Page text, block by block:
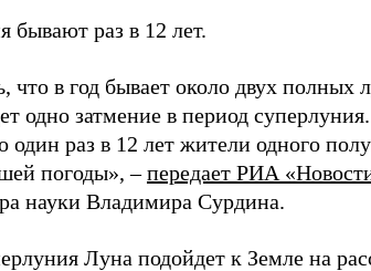
бывают раз в 12 лет.
что в год бывает около двух полных
одно затмение в период
один раз в 12 лет жители одного
погоды», –передает РИА
науки Владимира Сурдина.
Луна подойдет к Земле на